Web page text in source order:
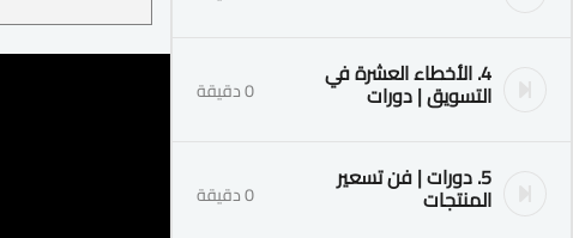
4. الأخطاء العشرة في
التسويق | دورات 0 دقيقة
5. دورات | فن تسعير
المنتجات 0 دقيقة